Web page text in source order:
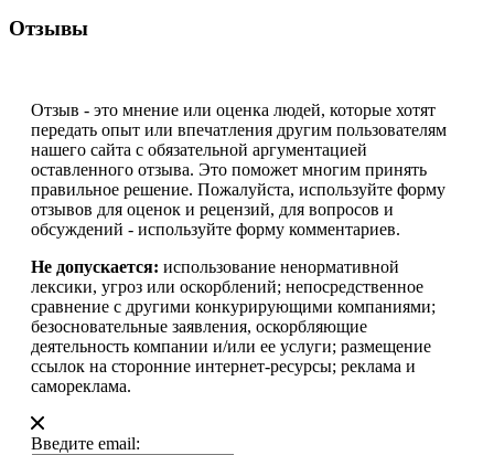
Отзывы
Отзыв - это мнение или оценка людей, которые хотят
передать опыт или впечатления другим пользователям
нашего сайта с обязательной аргументацией
оставленного отзыва. Это поможет многим принять
правильное решение. Пожалуйста, используйте форму
отзывов для оценок и рецензий, для вопросов и
обсуждений - используйте форму комментариев.
Не допускается: использование ненормативной
лексики, угроз или оскорблений; непосредственное
сравнение с другими конкурирующими компаниями;
безосновательные заявления, оскорбляющие
деятельность компании и/или ее услуги; размещение
ссылок на сторонние интернет-ресурсы; реклама и
самореклама.
Введите email: